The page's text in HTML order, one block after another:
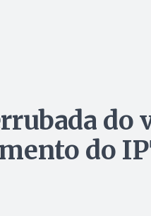
do
do